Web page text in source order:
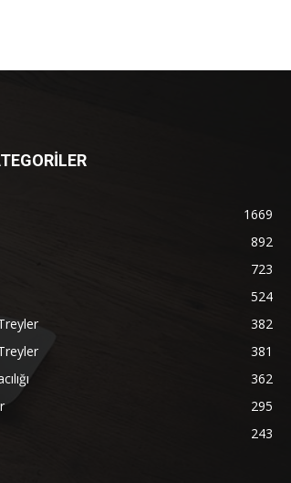
1669
892
723
524
382
381
362
295
243